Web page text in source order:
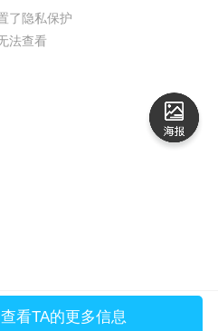
了隐私保护
法查看
看TA的更多信息